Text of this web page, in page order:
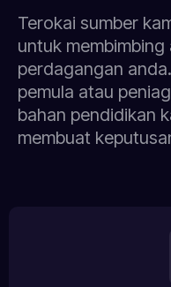
Terokai sumber
untuk
perdagangan
pemula atau
bahan pendidikan
membuat